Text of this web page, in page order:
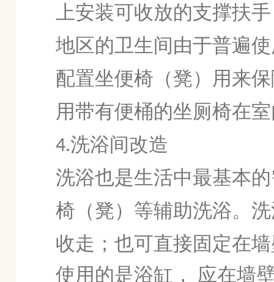
上安装可收放的支撑扶
地区的卫生间由于普遍
配置坐便椅（凳）用来
用带有便桶的坐厕椅在
4.洗浴间改造
洗浴也是生活中最基本
椅 （凳）等辅助洗浴。
收走；也可直接固定在
使用的是浴缸，
应在墙